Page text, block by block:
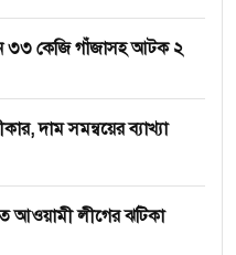
৩৩ কেজি গাঁজাসহ আটক ২
দাম সমন্বয়ের ব্যাখ্যা
আওয়ামী লীগের ঝটিকা